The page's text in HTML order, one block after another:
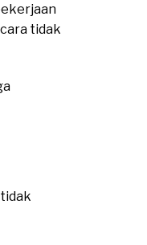
tidak